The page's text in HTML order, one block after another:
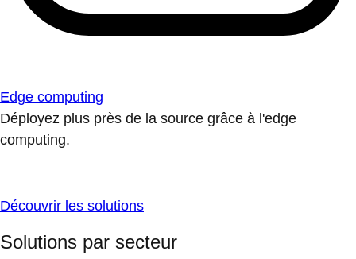
Edge computing
Déployez plus près de la source grâce à l'edge
computing.
Découvrir les solutions
Solutions par secteur